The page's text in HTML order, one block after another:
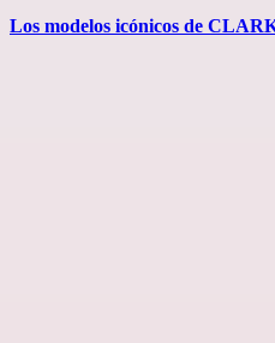
Los modelos icónicos de